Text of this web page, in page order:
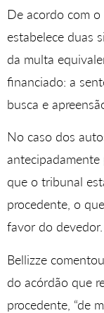
De acordo com
estabelece duas
da multa
financiado: a
busca e
No caso dos
que o tribunal
procedente, o
favor do devedor.
Bellizze
do acórdão que
procedente, “de